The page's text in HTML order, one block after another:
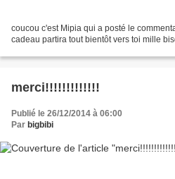
coucou c'est Mipia qui a posté le
cadeau partira tout bientôt vers toi mille
merci!!!!!!!!!!!!!
Publié le 26/12/2014 à 06:00
Par bigbibi